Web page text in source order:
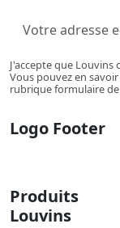
J'accepte que
Vous pouvez en
rubrique formulaire
Logo Footer
Produits
Louvins